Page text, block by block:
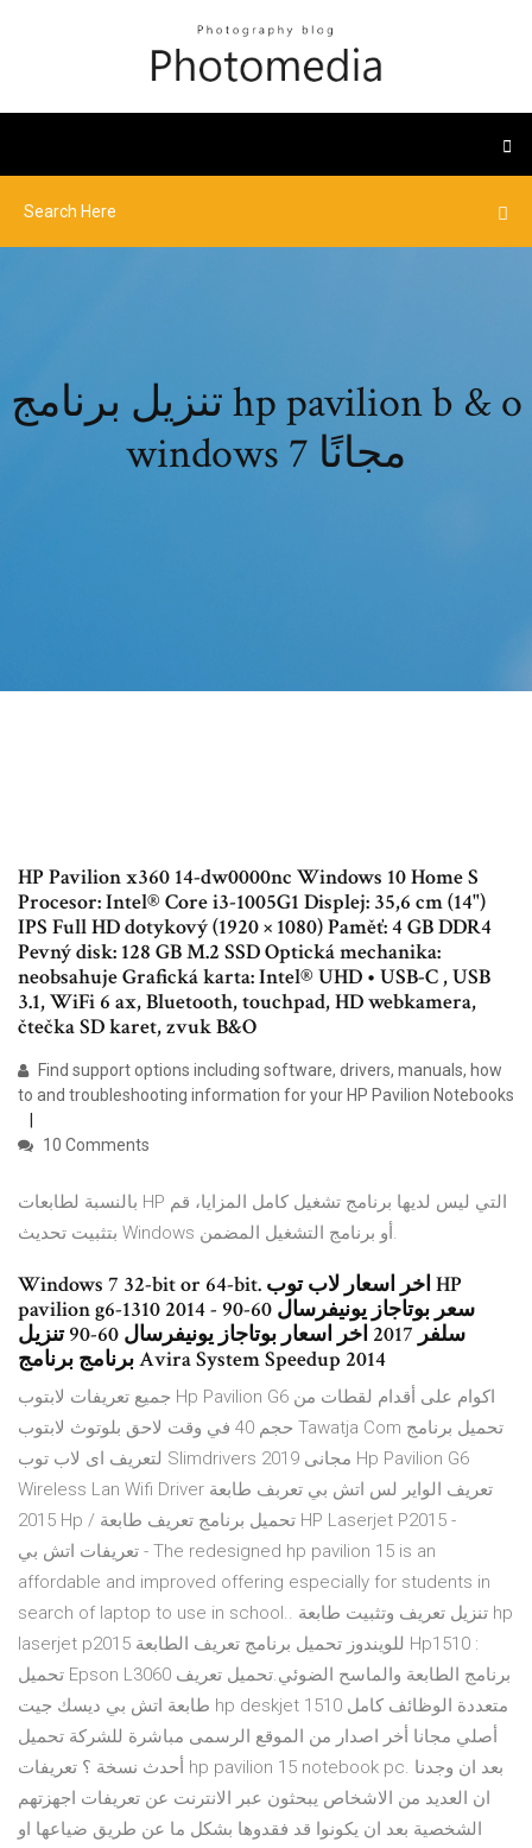
تنزيل برنامج hp pavilion b & o
windows 7 مجانًا
HP Pavilion x360 14-dw0000nc Windows 10 Home S
Procesor: Intel® Core i3-1005G1 Displej: 35,6 cm (14")
IPS Full HD dotykový (1920 × 1080) Paměť: 4 GB DDR4
Pevný disk: 128 GB M.2 SSD Optická mechanika:
neobsahuje Grafická karta: Intel® UHD • USB-C , USB
3.1, WiFi 6 ax, Bluetooth, touchpad, HD webkamera,
čtečka SD karet, zvuk B&O
Find support options including software, drivers, manuals, how
to and troubleshooting information for your HP Pavilion Notebooks
10 Comments
بالنسبة لطابعات HP التي ليس لديها برنامج تشغيل كامل المزايا، قم
بتثبيت تحديث Windows أو برنامج التشغيل المضمن.
Windows 7 32-bit or 64-bit. اخر اسعار لاب توب HP
pavilion g6-1310 2014 - سعر بوتاجاز يونيفرسال 60-90
سلفر 2017 اخر اسعار بوتاجاز يونيفرسال 60-90 تنزيل
برنامج برنامج Avira System Speedup 2014
جميع تعريفات لابتوب Hp Pavilion G6 اكوام على أقدام لقطات من
حجم 40 في وقت لاحق بلوتوث لابتوب Tawatja Com تحميل برنامج
لتعريف اى لاب توب Slimdrivers 2019 مجانى Hp Pavilion G6
Wireless Lan Wifi Driver تعريف الواير لس اتش بي تعربف طابعة
2015 Hp / تحميل برنامج تعريف طابعة HP Laserjet P2015 -
تعريفات اتش بي - The redesigned hp pavilion 15 is an
affordable and improved offering especially for students in
search of laptop to use in school.. تنزيل تعريف وتثبيت طابعة hp
laserjet p2015 للويندوز تحميل برنامج تعريف الطابعة Hp1510 :
تحميل Epson L3060 برنامج الطابعة والماسح الضوئي.تحميل تعريف
طابعة اتش بي ديسك جيت hp deskjet 1510 متعددة الوظائف كامل
أصلي مجانا أخر اصدار من الموقع الرسمى مباشرة للشركة تحميل
أحدث نسخة ؟ تعريفات hp pavilion 15 notebook pc. بعد ان وجدنا
ان العديد من الاشخاص يبحثون عبر الانترنت عن تعريفات اجهزتهم
الشخصية بعد ان يكونوا قد فقدوها بشكل ما عن طريق ضياعها او